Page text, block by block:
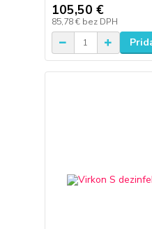
105,50 €
85,78 € bez DPH